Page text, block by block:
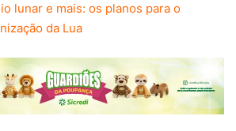
lunar e mais: os planos para o
da Lua